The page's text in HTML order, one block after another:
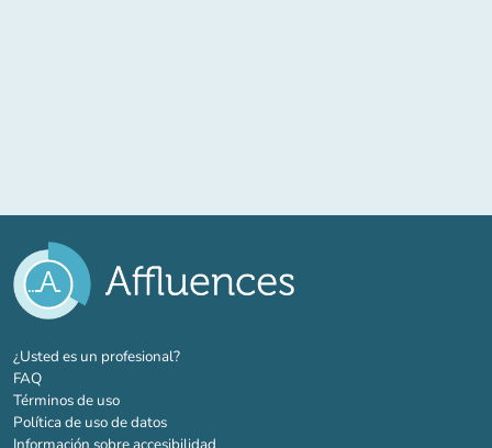
¿Usted es un profesional?(nueva pestaña)
FAQ
Términos de uso
Política de uso de datos